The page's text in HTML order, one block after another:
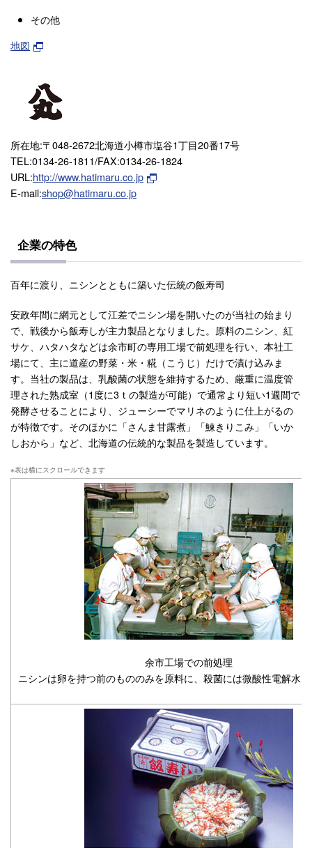
その他
地図
所在地:〒048-2672北海道小樽市塩谷1丁目20番17号
TEL:0134-26-1811/FAX:0134-26-1824
URL:http://www.hatimaru.co.jp
E-mail:shop@hatimaru.co.jp
企業の特色
百年に渡り、ニシンとともに築いた伝統の飯寿司
安政年間に網元として江差でニシン場を開いたのが当社の始まり
で、戦後から飯寿しが主力製品となりました。原料のニシン、紅
サケ、ハタハタなどは余市町の専用工場で前処理を行い、本社工
場にて、主に道産の野菜・米・糀（こうじ）だけで漬け込みま
す。当社の製品は、乳酸菌の状態を維持するため、厳重に温度管
理された熟成室（1度に3ｔの製造が可能）で通常より短い1週間で
発酵させることにより、ジューシーでマリネのように仕上がるの
が特徴です。そのほかに「さんま甘露煮」「鰊きりこみ」「いか
しおから」など、北海道の伝統的な製品を製造しています。
余市工場での前処理
ニシンは卵を持つ前のもののみを原料に、殺菌には微酸性電解水